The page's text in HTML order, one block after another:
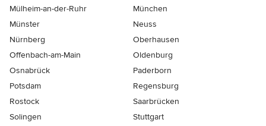
Mülheim-an-der-Ruhr
München
Münster
Neuss
Nürnberg
Oberhausen
Offenbach-am-Main
Oldenburg
Osnabrück
Paderborn
Potsdam
Regensburg
Rostock
Saarbrücken
Solingen
Stuttgart